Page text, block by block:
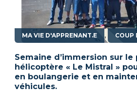
MA VIE D'APPRENANT.E , COUP
Semaine d’immersion sur le
hélicoptère « Le Mistral »
en boulangerie et en
véhicules.